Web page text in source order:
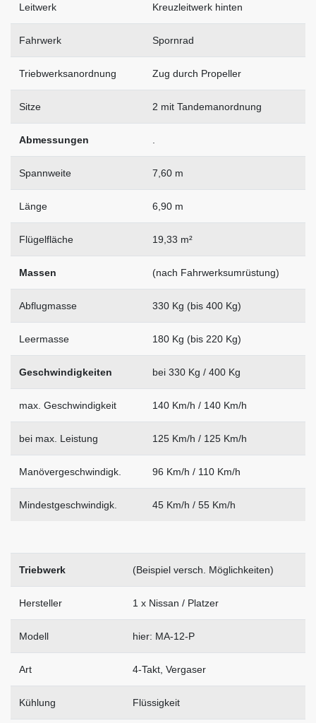
Leitwerk Kreuzleitwerk hinten
Fahrwerk Spornrad
Triebwerksanordnung Zug durch Propeller
Sitze 2 mit Tandemanordnung
Abmessungen
Spannweite 7,60 m
Länge 6,90 m
Flügelfläche 19,33 m²
Massen (nach Fahrwerksumrüstung)
Abflugmasse 330 Kg (bis 400 Kg)
Leermasse 180 Kg (bis 220 Kg)
Geschwindigkeiten bei 330 Kg / 400 Kg
max. Geschwindigkeit 140 Km/h / 140 Km/h
bei max. Leistung 125 Km/h / 125 Km/h
Manövergeschwindigk. 96 Km/h / 110 Km/h
Mindestgeschwindigk. 45 Km/h / 55 Km/h
Triebwerk (Beispiel versch. Möglichkeiten)
Hersteller 1 x Nissan / Platzer
Modell hier: MA-12-P
Art 4-Takt, Vergaser
Kühlung Flüssigkeit